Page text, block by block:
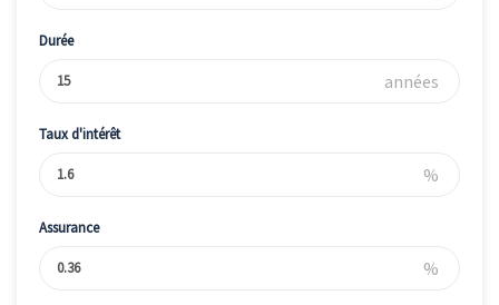
Durée
années
Taux d'intérêt
%
Assurance
%